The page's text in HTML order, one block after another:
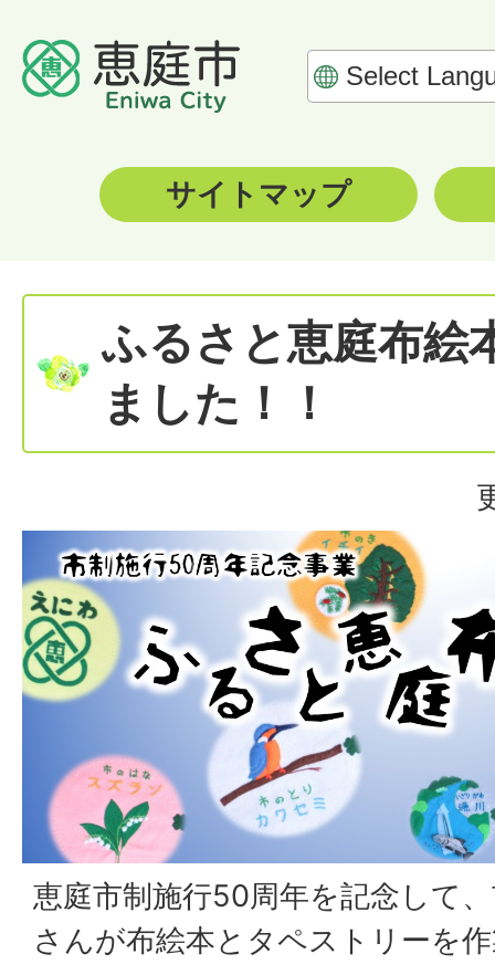
サイトマップ
ふるさと恵庭布絵
ました！！
恵庭市制施行50周年を記念して
さんが布絵本とタペストリーを